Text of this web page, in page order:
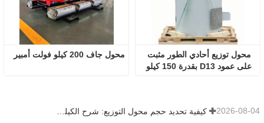
محول جاف 200 كيلو فولت أمبير
2026-08-04